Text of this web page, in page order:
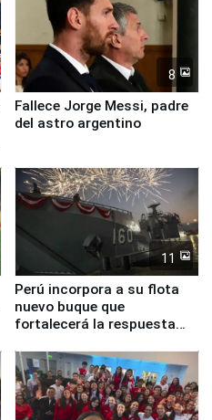
8
Fallece Jorge Messi, padre
del astro argentino
11
Perú incorpora a su flota
nuevo buque que
fortalecerá la respuesta